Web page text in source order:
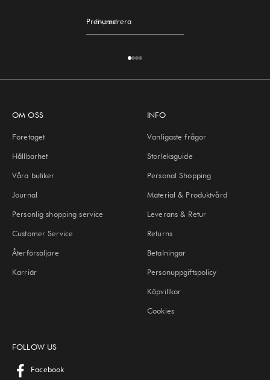
E-post
Prenumerera
OM OSS
Företaget
Hållbarhet
Våra butiker
Journal
Personlig shopping service
Customer Service
Återförsäljare
Karriär
INFO
Vanligaste frågor
Storleksguide
Personal Shopping
Material & Produktvård
Leverans & Retur
Returns
Betalningar
Personuppgiftspolicy
Köpvillkor
Cookies
FOLLOW US
Facebook